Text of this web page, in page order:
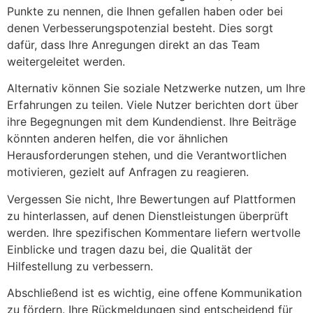
Punkte zu nennen, die Ihnen gefallen haben oder bei
denen Verbesserungspotenzial besteht. Dies sorgt
dafür, dass Ihre Anregungen direkt an das Team
weitergeleitet werden.
Alternativ können Sie soziale Netzwerke nutzen, um Ihre
Erfahrungen zu teilen. Viele Nutzer berichten dort über
ihre Begegnungen mit dem Kundendienst. Ihre Beiträge
könnten anderen helfen, die vor ähnlichen
Herausforderungen stehen, und die Verantwortlichen
motivieren, gezielt auf Anfragen zu reagieren.
Vergessen Sie nicht, Ihre Bewertungen auf Plattformen
zu hinterlassen, auf denen Dienstleistungen überprüft
werden. Ihre spezifischen Kommentare liefern wertvolle
Einblicke und tragen dazu bei, die Qualität der
Hilfestellung zu verbessern.
Abschließend ist es wichtig, eine offene Kommunikation
zu fördern. Ihre Rückmeldungen sind entscheidend für